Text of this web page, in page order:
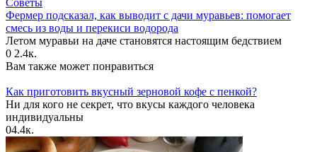
Фермер подсказал, как выводит с дачи муравьев: помогает
смесь из воды и перекиси водорода
Летом муравьи на даче становятся настоящим бедствием
0 2.4к.
Вам также может понравиться
Как приготовить вкусный зерновой кофе с пенкой?
Ни для кого не секрет, что вкусы каждого человека
индивидуальны
04.4к.